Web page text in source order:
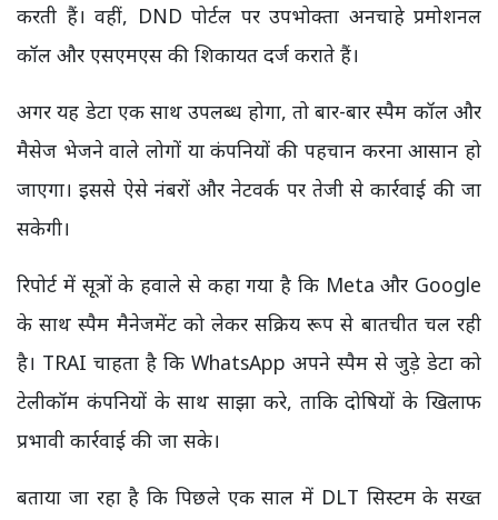
करती हैं। वहीं, DND पोर्टल पर उपभोक्ता अनचाहे प्रमोशनल
कॉल और एसएमएस की शिकायत दर्ज कराते हैं।
अगर यह डेटा एक साथ उपलब्ध होगा, तो बार-बार स्पैम कॉल और
मैसेज भेजने वाले लोगों या कंपनियों की पहचान करना आसान हो
जाएगा। इससे ऐसे नंबरों और नेटवर्क पर तेजी से कार्रवाई की जा
सकेगी।
रिपोर्ट में सूत्रों के हवाले से कहा गया है कि Meta और Google
के साथ स्पैम मैनेजमेंट को लेकर सक्रिय रूप से बातचीत चल रही
है। TRAI चाहता है कि WhatsApp अपने स्पैम से जुड़े डेटा को
टेलीकॉम कंपनियों के साथ साझा करे, ताकि दोषियों के खिलाफ
प्रभावी कार्रवाई की जा सके।
बताया जा रहा है कि पिछले एक साल में DLT सिस्टम के सख्त